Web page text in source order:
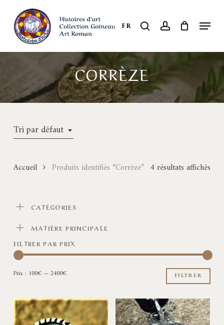
main
content
FR search account Menu
CORRÈZE
Tri par défaut
4 résultats affichés
Accueil Produits identifiés “Corrèze”
CATÉGORIES
MATIÈRE PRINCIPALE
FILTRER PAR PRIX
FILTRER
Prix : 100€—2400€
Close